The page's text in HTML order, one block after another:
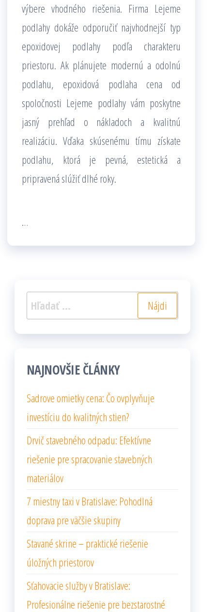
výbere vhodného riešenia. Firma Lejeme
podlahy dokáže odporučiť najvhodnejší typ
epoxidovej podlahy podľa charakteru
priestoru. Ak plánujete modernú a odolnú
podlahu, epoxidová podlaha cena od
spoločnosti Lejeme podlahy vám poskytne
jasný prehľad o nákladoch a kvalitnú
realizáciu. Vďaka skúsenému tímu získate
podlahu, ktorá je pevná, estetická a
pripravená slúžiť dlhé roky.
…
Hľadať:
NAJNOVŠIE ČLÁNKY
Sadrove omietky cena: Čo ovplyvňuje
investíciu do kvalitných stien?
Drvič stavebného odpadu: Efektívne
riešenie pre spracovanie stavebných
materiálov
7 miestny taxi v Bratislave: Pohodlná
doprava pre väčšie skupiny
Stavané skrine – praktické riešenie
úložných priestorov
Sťahovacie služby v Bratislave:
Profesionálne riešenie pre bezstarostné